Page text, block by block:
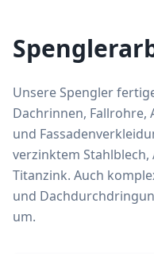
Unsere Spengler
Dachrinnen, Fallrohre,
und
verzinktem
Titanzink. Auch
und
um.